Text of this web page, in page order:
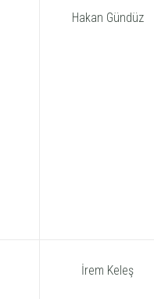
Hakan Gündüz
İrem Keleş